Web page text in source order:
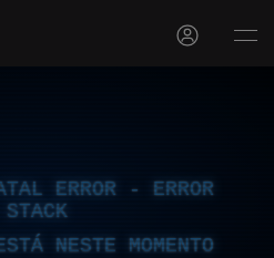
ERROR - ERROR
STACK
NESTE MOMENTO